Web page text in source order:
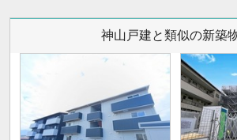
神山戸建と類似の新築